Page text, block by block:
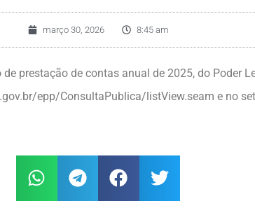
março 30, 2026 8:45 am
prestação de contas anual de 2025, do Poder
epp/ConsultaPublica/listView.seam e no